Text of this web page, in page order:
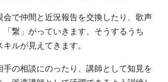
会で仲間と近況報告を交換したり、歌声
「繋」がっていきます。そうするうち
ルが見えてきます。
手の相談にのったり、講師として知見を